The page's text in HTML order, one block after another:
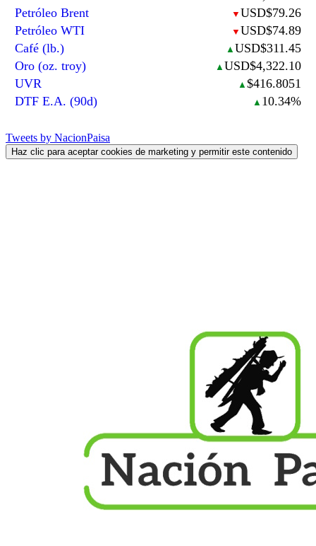
Petróleo Brent
▼ USD$79.26
Petróleo WTI
▼ USD$74.89
Café (lb.)
▲ USD$311.45
Oro (oz. troy)
▲ USD$4,322.10
UVR
▲ $416.8051
DTF E.A. (90d)
▲ 10.34%
Tweets by NacionPaisa
Haz clic para aceptar cookies de marketing y permitir este contenido